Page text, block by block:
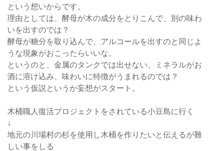
という想いからです。
理由としては、酵母が木の成分をとりこんで、別の味わ
いを出すのでは？
酵母が糖分を取り込んで、アルコールを出すのと同じよ
うな現象がおこったらいいな。
というのと、金属のタンクでは出せない、ミネラルがお
酒に溶け込み、味わいに特徴がうまれるのでは？
という仮説というか妄想がスタート。
木桶職人復活プロジェクトをされている小豆島に行く
↓
地元の川場村の杉を使用し木桶を作りたいと伝えるが難
しい事をしる